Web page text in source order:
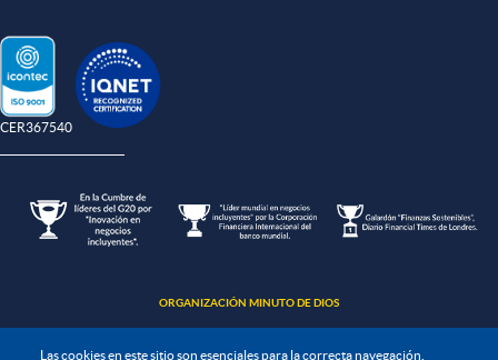
Las cookies en este sitio son esenciales para la correcta navegación,
CER367540
ORGANIZACIÓN MINUTO DE DIOS